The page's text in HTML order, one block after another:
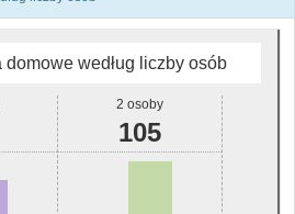
według liczby osób
2 osoby
105